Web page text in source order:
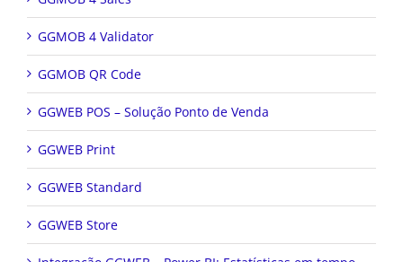
GGMOB 4 Validator
GGMOB QR Code
GGWEB POS – Solução Ponto de Venda
GGWEB Print
GGWEB Standard
GGWEB Store